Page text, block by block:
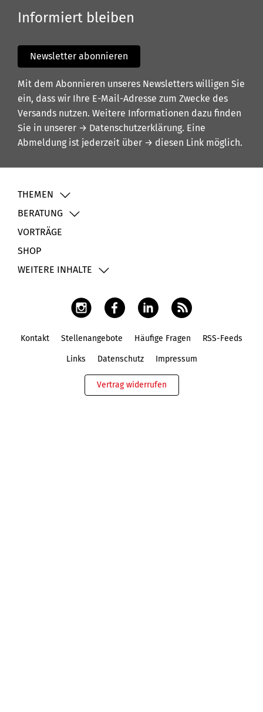
Informiert bleiben
Newsletter abonnieren
Mit dem Abonnieren unseres Newsletters willigen Sie
ein, dass wir Ihre E-Mail-Adresse zum Zwecke des
Versands nutzen. Weitere Informationen dazu finden
Sie in unserer → Datenschutzerklärung. Eine
Abmeldung ist jederzeit über → diesen Link möglich.
THEMEN
BERATUNG
VORTRÄGE
SHOP
WEITERE INHALTE
Kontakt Stellenangebote Häufige Fragen RSS-Feeds
Links Datenschutz Impressum
Vertrag widerrufen